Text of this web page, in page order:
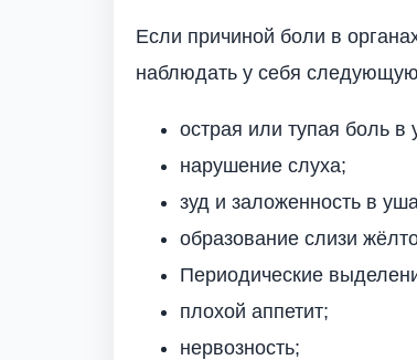
Если причиной боли в
наблюдать у себя
острая или тупая боль в
нарушение слуха;
зуд и заложенность в
образование слизи
Периодические
плохой аппетит;
нервозность;